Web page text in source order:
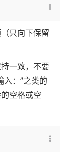
只向下保留
一致，不要
入：”之类的
空格或空